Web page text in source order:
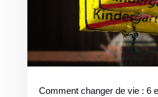
Comment changer de vie : 6